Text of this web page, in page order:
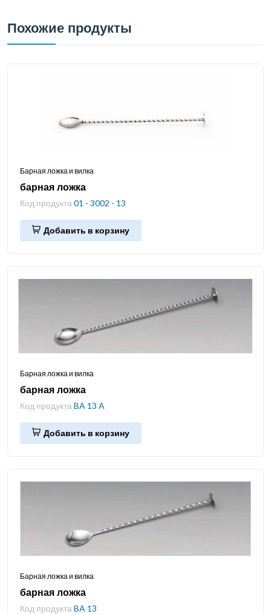
Похожие продукты
Барная ложка и вилка
барная ложка
Код продукта 01 - 3002 - 13
Добавить в корзину
Барная ложка и вилка
барная ложка
Код продукта BA 13 A
Добавить в корзину
Барная ложка и вилка
барная ложка
Код продукта BA 13